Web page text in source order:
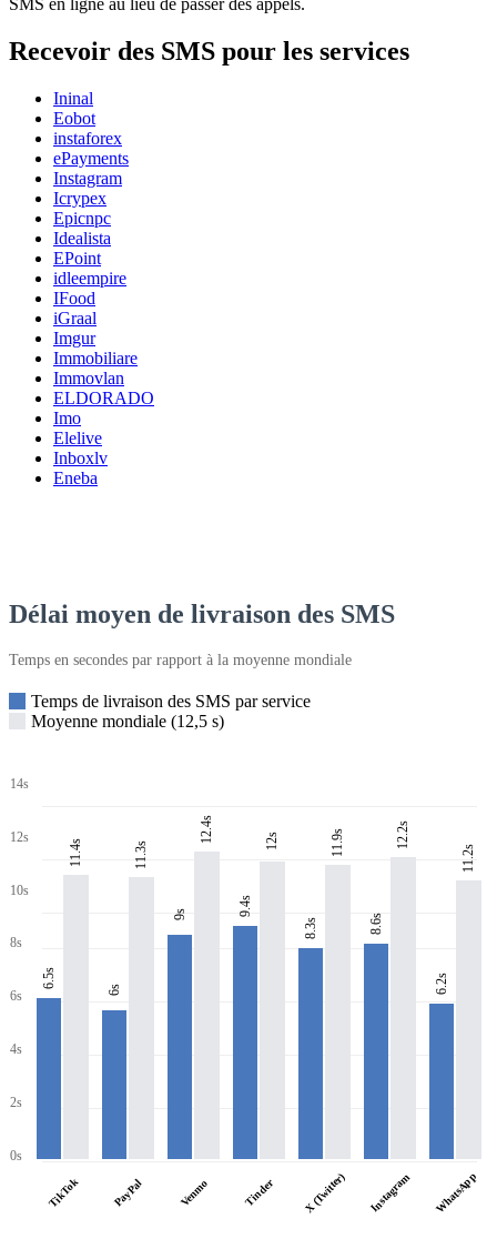
SMS en ligne au lieu de passer des appels.
Recevoir des SMS pour les services
Ininal
Eobot
instaforex
ePayments
Instagram
Icrypex
Epicnpc
Idealista
EPoint
idleempire
IFood
iGraal
Imgur
Immobiliare
Immovlan
ELDORADO
Imo
Elelive
Inboxlv
Eneba
Délai moyen de livraison des SMS
Temps en secondes par rapport à la moyenne mondiale
Temps de livraison des SMS par service
Moyenne mondiale (12,5 s)
14s
12s
10s
8s
6s
4s
2s
0s
6.5s
11.4s
TikTok
6s
11.3s
PayPal
9s
12.4s
Venmo
9.4s
12s
Tinder
8.3s
11.9s
X (Twitter)
8.6s
12.2s
Instagram
6.2s
11.2s
WhatsApp